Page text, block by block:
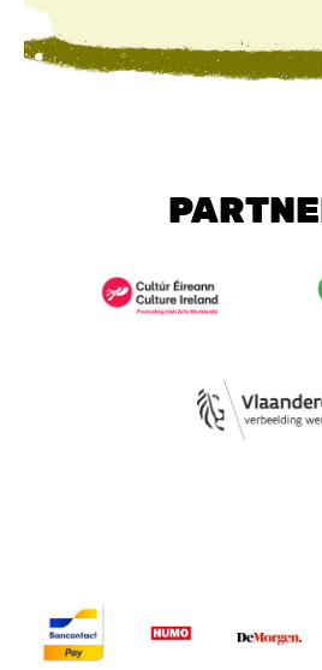
Image
Image
Image
Image Image